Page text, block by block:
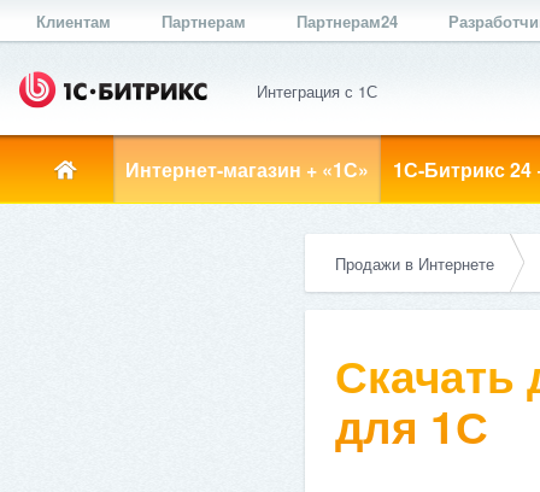
Клиентам Партнерам Партнерам24
Интеграция с 1С
Интернет-магазин + «1С» 1С-Битрикс 24
Продажи в Интернете
для 1С